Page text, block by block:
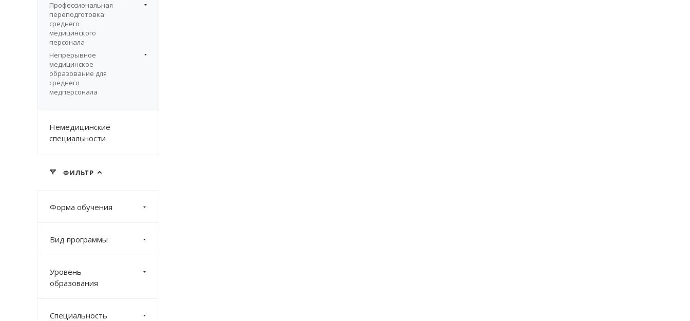
Профессиональная
переподготовка
среднего
медицинского
персонала
Непрерывное
медицинское
образование для
среднего
медперсонала
Немедицинские
специальности
ФИЛЬТР
Форма обучения
Вид программы
Уровень
образования
Специальность